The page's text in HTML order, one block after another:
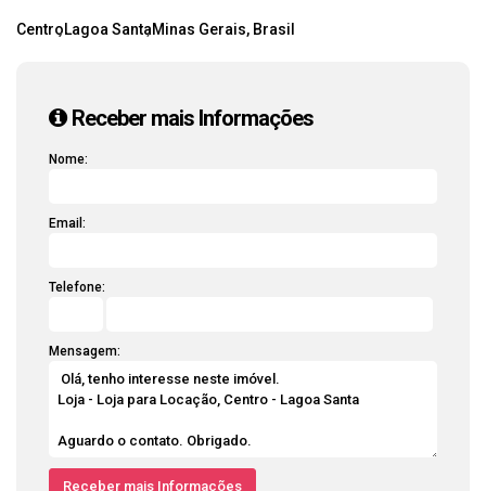
CentroLagoa SantaMinas Gerais, Brasil
Receber mais Informações
Nome:
Email:
Telefone:
Mensagem: